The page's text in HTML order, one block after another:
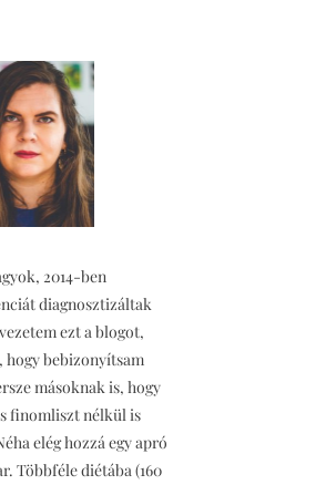
2014-ben
diagnosztizáltak
ezt a blogot,
hogy bebizonyítsam
másoknak is, hogy
finomliszt nélkül is
elég hozzá egy apró
Többféle diétába (160